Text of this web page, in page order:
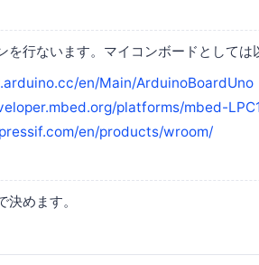
行ないます。マイコンボードとしては
en/Main/ArduinoBoardUno
platforms/mbed-
en/products/wroom/
めます。